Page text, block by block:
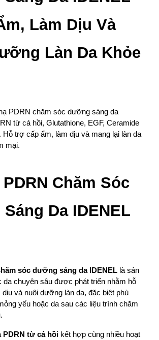
Làm Dịu Và
Làn Da Khỏe
PDRN chăm sóc dưỡng sáng da
từ cá hồi, Glutathione, EGF, Ceramide
Hỗ trợ cấp ẩm, làm dịu và mang lại làn da
mại.
PDRN Chăm Sóc
Da IDENEL
sóc dưỡng sáng da IDENEL là sản
da chuyên sâu được phát triển nhằm hỗ
và nuôi dưỡng làn da, đặc biệt phù
yếu hoặc da sau các liệu trình chăm
PDRN từ cá hồi kết hợp cùng nhiều hoạt